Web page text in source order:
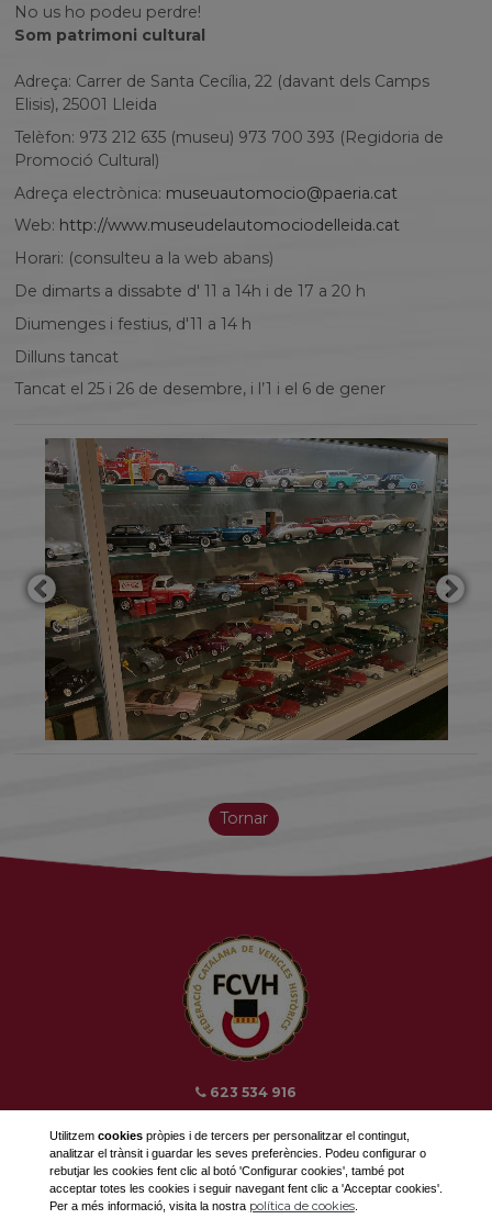
No us ho podeu perdre!
Som patrimoni cultural
Adreça: Carrer de Santa Cecília, 22 (davant dels Camps
Elisis), 25001 Lleida
Telèfon: 973 212 635 (museu) 973 700 393 (Regidoria de
Promoció Cultural)
Adreça electrònica: museuautomocio@paeria.cat
Web: http://www.museudelautomociodelleida.cat
Horari: (consulteu a la web abans)
De dimarts a dissabte d' 11 a 14h i de 17 a 20 h
Diumenges i festius, d'11 a 14 h
Dilluns tancat
Tancat el 25 i 26 de desembre, i l’1 i el 6 de gener
Tornar
623 534 916
fcvh@fcvh.cat
Horari: De Dilluns a Divendres de 9 a 13h
Utilitzem cookiespròpies i de tercers per personalitzar el contingut,
analitzar el trànsit i guardar les seves preferències. Podeu configurar o
rebutjar les cookies fent clic al botó 'Configurar cookies', també pot
acceptar totes les cookies i seguir navegant fent clic a 'Acceptar cookies'.
Per a més informació, visita la nostra política de cookies.